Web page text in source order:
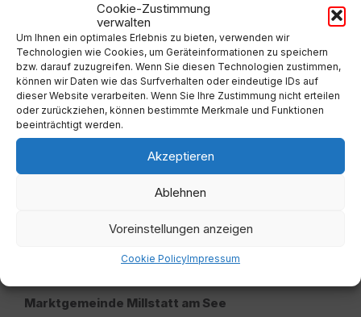
Cookie-Zustimmung
verwalten
Um Ihnen ein optimales Erlebnis zu bieten, verwenden wir
Technologien wie Cookies, um Geräteinformationen zu speichern
bzw. darauf zuzugreifen. Wenn Sie diesen Technologien zustimmen,
können wir Daten wie das Surfverhalten oder eindeutige IDs auf
dieser Website verarbeiten. Wenn Sie Ihre Zustimmung nicht erteilen
oder zurückziehen, können bestimmte Merkmale und Funktionen
beeinträchtigt werden.
Akzeptieren
Ablehnen
Voreinstellungen anzeigen
Cookie PolicyImpressum
Informationsfreiheitsgesetz -
Informationsbegehren gem. § 7 IFG
Mehr
Marktgemeinde Millstatt am See